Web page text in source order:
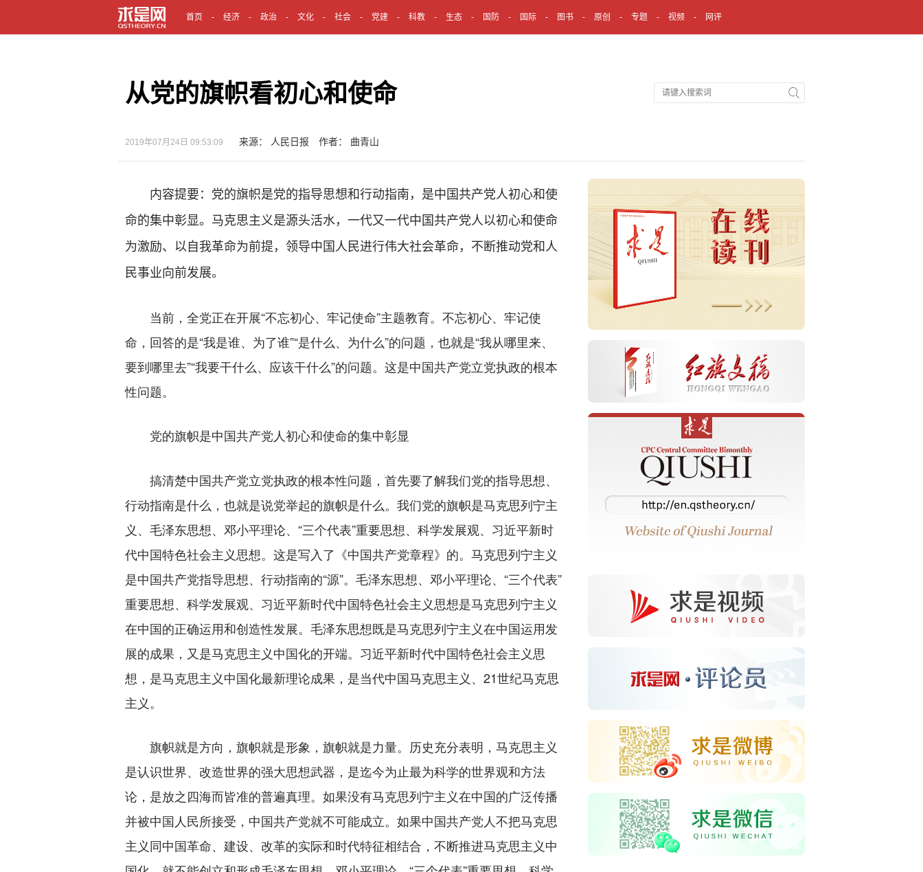
首页 经济 政治 文化 社会 党建 科教 生态 国防 国际 图书 原创 专题 视频 网评
从党的旗帜看初心和使命
2019年07月24日 09:53:09 来源： 人民日报 作者： 曲青山
内容提要：党的旗帜是党的指导思想和行动指南，是中国共产党人初心和使
命的集中彰显。马克思主义是源头活水，一代又一代中国共产党人以初心和使命
为激励、以自我革命为前提，领导中国人民进行伟大社会革命，不断推动党和人
民事业向前发展。
当前，全党正在开展“不忘初心、牢记使命”主题教育。不忘初心、牢记使
命，回答的是“我是谁、为了谁”“是什么、为什么”的问题，也就是“我从哪里来、
要到哪里去”“我要干什么、应该干什么”的问题。这是中国共产党立党执政的根本
性问题。
党的旗帜是中国共产党人初心和使命的集中彰显
搞清楚中国共产党立党执政的根本性问题，首先要了解我们党的指导思想、
行动指南是什么，也就是说党举起的旗帜是什么。我们党的旗帜是马克思列宁主
义、毛泽东思想、邓小平理论、“三个代表”重要思想、科学发展观、习近平新时
代中国特色社会主义思想。这是写入了《中国共产党章程》的。马克思列宁主义
是中国共产党指导思想、行动指南的“源”。毛泽东思想、邓小平理论、“三个代表”
重要思想、科学发展观、习近平新时代中国特色社会主义思想是马克思列宁主义
在中国的正确运用和创造性发展。毛泽东思想既是马克思列宁主义在中国运用发
展的成果，又是马克思主义中国化的开端。习近平新时代中国特色社会主义思
想，是马克思主义中国化最新理论成果，是当代中国马克思主义、21世纪马克思
主义。
旗帜就是方向，旗帜就是形象，旗帜就是力量。历史充分表明，马克思主义
是认识世界、改造世界的强大思想武器，是迄今为止最为科学的世界观和方法
论，是放之四海而皆准的普遍真理。如果没有马克思列宁主义在中国的广泛传播
并被中国人民所接受，中国共产党就不可能成立。如果中国共产党人不把马克思
主义同中国革命、建设、改革的实际和时代特征相结合，不断推进马克思主义中